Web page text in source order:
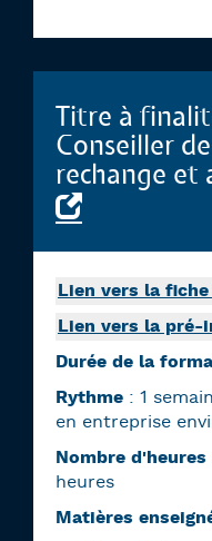
Titre à
Conseiller
rechange et
Lien vers la
Lien vers la pré-
Durée de la
Rythme : 1
en entreprise
Nombre
heures
Matières